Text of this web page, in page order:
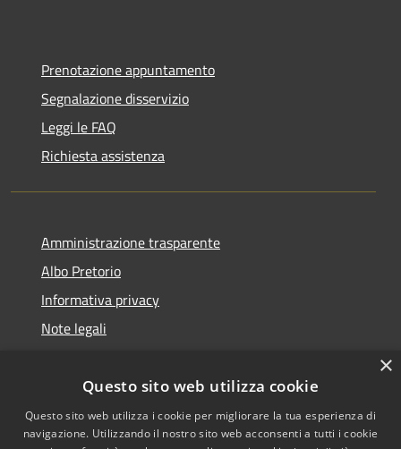
Prenotazione appuntamento
Segnalazione disservizio
Leggi le FAQ
Richiesta assistenza
Amministrazione trasparente
Albo Pretorio
Informativa privacy
Note legali
×
Questo sito web utilizza cookie
Questo sito web utilizza i cookie per migliorare la tua esperienza di
navigazione. Utilizzando il nostro sito web acconsenti a tutti i cookie